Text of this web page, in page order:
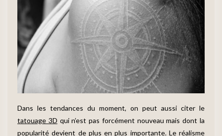
Dans les tendances du moment, on peut aussi citer le
tatouage 3D qui n’est pas forcément nouveau mais dont la
popularité devient de plus en plus importante. Le réalisme